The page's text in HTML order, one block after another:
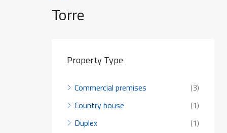
Torre
Property Type
Commercial premises
(3)
Country house
(1)
Duplex
(1)